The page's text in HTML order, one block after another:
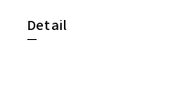
Detail